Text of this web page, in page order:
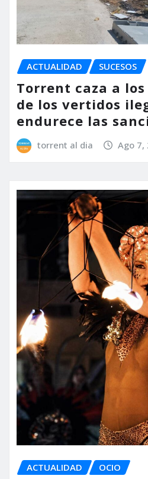
ACTUALIDAD SUCESOS
Torrent caza a
de los vertidos
endurece las
torrent al dia Ago 7,
ACTUALIDAD OCIO